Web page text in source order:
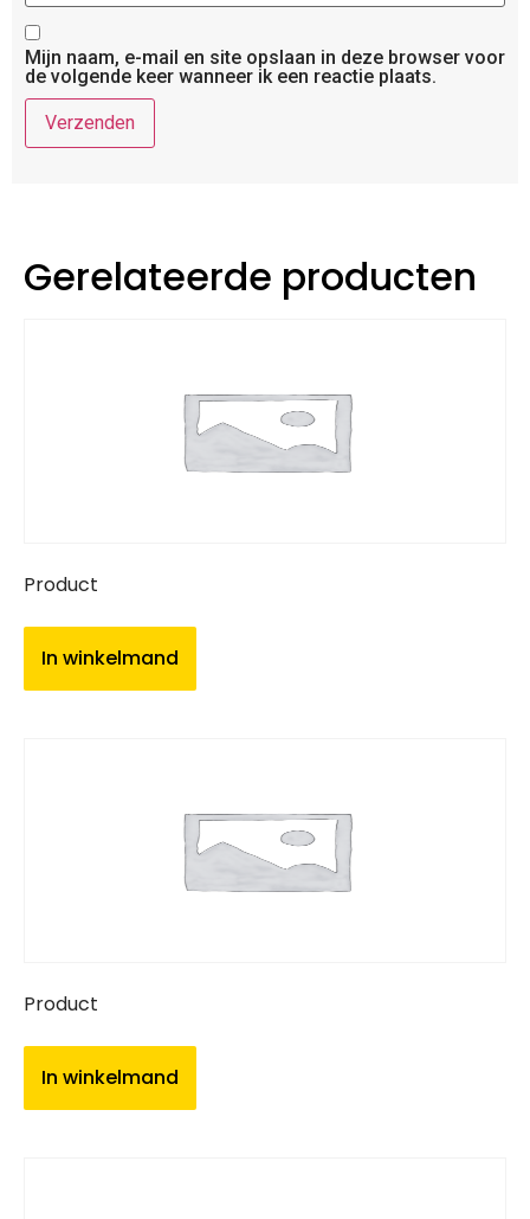
Mijn naam, e-mail en site opslaan in deze browser voor
de volgende keer wanneer ik een reactie plaats.
Gerelateerde producten
Product
In winkelmand
Product
In winkelmand